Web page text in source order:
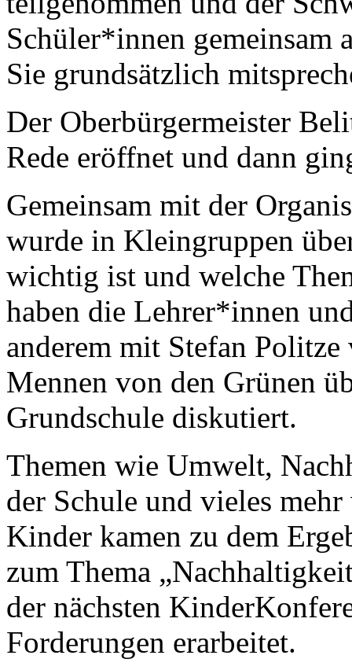
Schüler*innen gemeinsam
Sie grundsätzlich
Der Oberbürgermeister
Rede eröffnet und dann
Gemeinsam mit der
wurde in Kleingruppen
wichtig ist und welche
haben die Lehrer*innen
anderem mit Stefan
Mennen von den Grünen
Grundschule diskutiert.
Themen wie Umwelt,
der Schule und vieles
Kinder kamen zu dem
zum Thema
der nächsten
Forderungen erarbeitet.